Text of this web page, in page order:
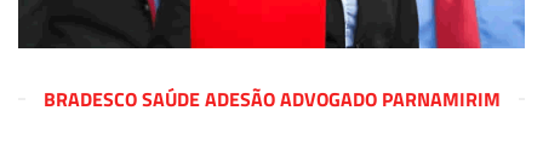
BRADESCO SAÚDE ADESÃO ADVOGADO PARNAMIRIM